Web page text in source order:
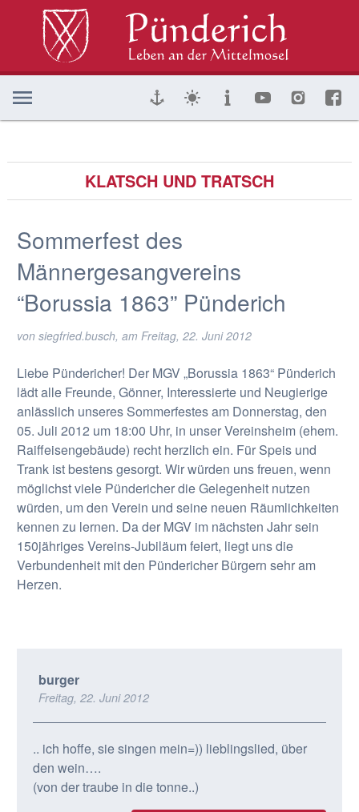
KLATSCH UND TRATSCH
Sommerfest des
Männergesangvereins
“Borussia 1863” Pünderich
von siegfried.busch, am Freitag, 22. Juni 2012
Liebe Pündericher! Der MGV „Borussia 1863“ Pünderich
lädt alle Freunde, Gönner, Interessierte und Neugierige
anlässlich unseres Sommerfestes am Donnerstag, den
05. Juli 2012 um 18:00 Uhr, in unser Vereinsheim (ehem.
Raiffeisengebäude) recht herzlich ein. Für Speis und
Trank ist bestens gesorgt. Wir würden uns freuen, wenn
möglichst viele Pündericher die Gelegenheit nutzen
würden, um den Verein und seine neuen Räumlichkeiten
kennen zu lernen. Da der MGV im nächsten Jahr sein
150jähriges Vereins-Jubiläum feiert, liegt uns die
Verbundenheit mit den Pündericher Bürgern sehr am
Herzen.
burger
Freitag, 22. Juni 2012
.. ich hoffe, sie singen mein=)) lieblingslied, über
den wein….
(von der traube in die tonne..)